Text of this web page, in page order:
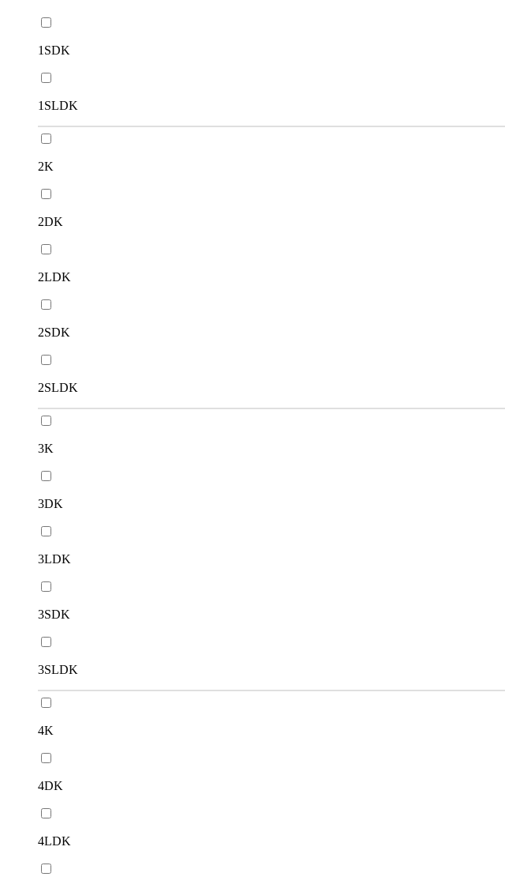
1SDK
1SLDK
2K
2DK
2LDK
2SDK
2SLDK
3K
3DK
3LDK
3SDK
3SLDK
4K
4DK
4LDK